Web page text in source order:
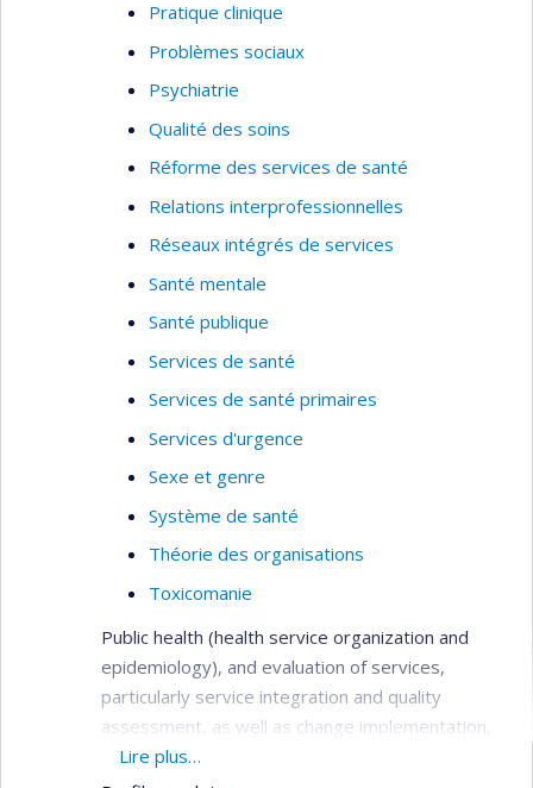
Pratique clinique
Problèmes sociaux
Psychiatrie
Qualité des soins
Réforme des services de santé
Relations interprofessionnelles
Réseaux intégrés de services
Santé mentale
Santé publique
Services de santé
Services de santé primaires
Services d'urgence
Sexe et genre
Système de santé
Théorie des organisations
Toxicomanie
Public health (health service organization and
epidemiology), and evaluation of services,
particularly service integration and quality
assessment, as well as change implementation,
needs assessment, primary care services,
Lire plus…